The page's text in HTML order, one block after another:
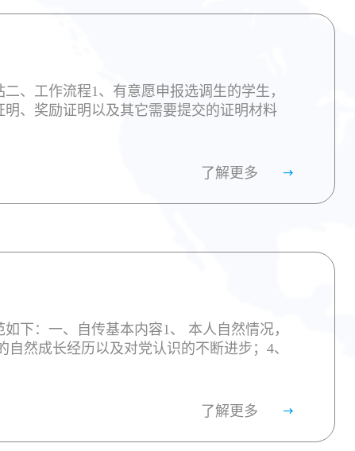
、工作流程1、有意愿申报选调生的学生，
、奖励证明以及其它需要提交的证明材料
了解更多
下：一、自传基本内容1、 本人自然情况，
然成长经历以及对党认识的不断进步；4、
了解更多